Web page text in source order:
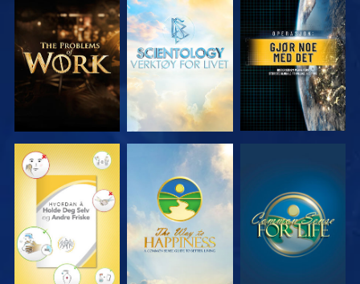
UTFORSK
SERIEN
UTFORSK
SERIEN
SE
SE SE SE